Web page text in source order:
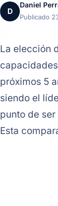
D
Daniel
Publicado
La elección
próximos 5
siendo el
punto de
Esta